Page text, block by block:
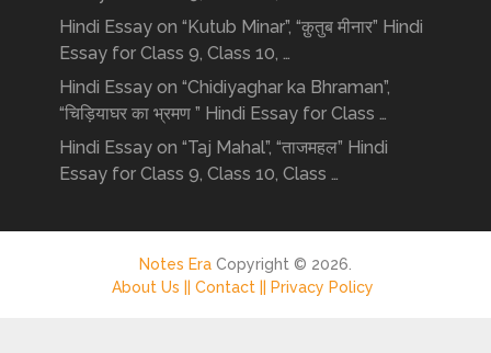
Hindi Essay on “Kutub Minar”, “क़ुतुब मीनार” Hindi
Essay for Class 9, Class 10, …
Hindi Essay on “Chidiyaghar ka Bhraman”,
“चिड़ियाघर का भ्रमण ” Hindi Essay for Class …
Hindi Essay on “Taj Mahal”, “ताजमहल” Hindi
Essay for Class 9, Class 10, Class …
Notes EraCopyright © 2026.
About Us ||Contact || Privacy Policy